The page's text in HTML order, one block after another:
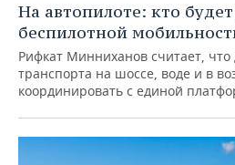
На автопилоте: кто
беспилотной
Рифкат Минниханов считает,
транспорта на шоссе, воде и в
координировать с единой